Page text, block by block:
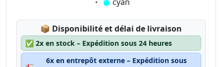
📦 Lagerstatus:
Disponibilité et délai de livraison
✅ 2x en stock – Expédition sous 24 heures
6x en entrepôt externe – Expédition sous